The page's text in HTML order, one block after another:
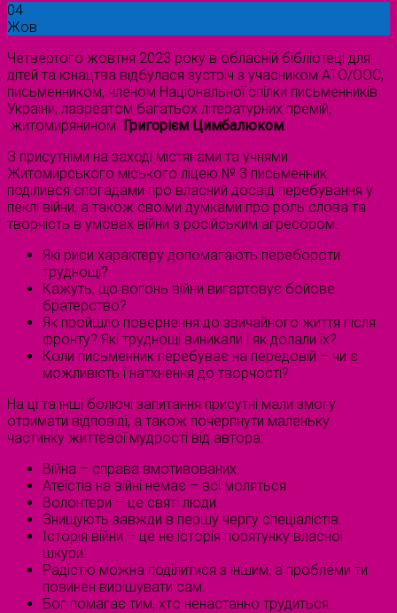
04
Жов
Четвертого жовтня 2023 року в обласній бібліотеці для
дітей та юнацтва відбулася зустріч з учасником АТО/ООС,
письменником, членом Національної спілки письменників
України, лавреатом багатьох літературних премій,
житомирянином Григорієм Цимбалюком.
З присутніми на заході містянами та учнями
Житомирського міського ліцею № 3 письменник
поділився спогадами про власний досвід перебування у
пеклі війни, а також своїми думками про роль слова та
творчість в умовах війни з російським агресором.
Які риси характеру допомагають перебороти
труднощі?
Кажуть, що вогонь війни вигартовує бойове
братерство?
Як пройшло повернення до звичайного життя після
фронту? Які труднощі виникали і як долали їх?
Коли письменник перебуває на передовій – чи є
можливість і натхнення до творчості?
На ці та інші болючі запитання присутні мали змогу
отримати відповіді, а також почерпнути маленьку
частинку життєвої мудрості від автора:
Війна – справа вмотивованих.
Атеїстів на війні немає – всі моляться.
Волонтери – це святі люди.
Знищують завжди в першу чергу спеціалістів.
Історія війни – це не історія порятунку власної
шкури.
Радістю можна поділитися з іншим, а проблеми ти
повинен вирішувати сам.
Бог помагає тим, хто ненастанно трудиться.